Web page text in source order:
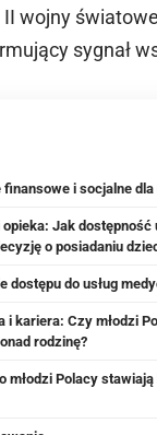
wojny
sygnał
finansowe i socjalne
Jak dostępność
o posiadaniu
dostępu do usług
i kariera: Czy młodzi
rodzinę?
młodzi Polacy